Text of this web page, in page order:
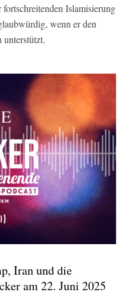
Islamisierung
wenn er den
Iran und die
am 22. Juni 2025